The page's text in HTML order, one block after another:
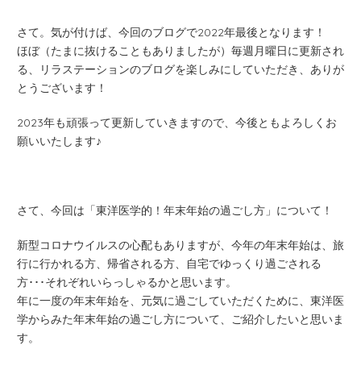
さて。気が付けば、今回のブログで2022年最後となります！
ほぼ（たまに抜けることもありましたが）毎週月曜日に更新され
る、リラステーションのブログを楽しみにしていただき、ありが
とうございます！
2023年も頑張って更新していきますので、今後ともよろしくお
願いいたします♪
さて、今回は「東洋医学的！年末年始の過ごし方」について！
新型コロナウイルスの心配もありますが、今年の年末年始は、旅
行に行かれる方、帰省される方、自宅でゆっくり過ごされる
方･･･それぞれいらっしゃるかと思います。
年に一度の年末年始を、元気に過ごしていただくために、東洋医
学からみた年末年始の過ごし方について、ご紹介したいと思いま
す。